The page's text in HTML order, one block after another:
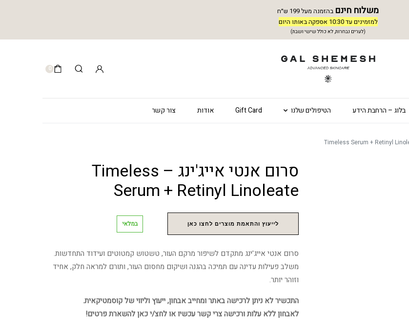
משלוח חינם בהזמנה מעל 199 ש״ח
למזמינים עד 10:30 אספקה באותו היום
(לערים נבחרות, לא כולל שישי ושבת)
0
בלוג – הרחבת הידע הטיפולים שלנו Gift Card אודות צור קשר
סרום אנטי אייג'ינג – Timeless
Serum + Retinyl Linoleate
לייעוץ והתאמת מוצרים לחצו כאן במלאי
סרום אנטי אייג'ינג מתקדם לשיפור מרקם העור, טשטוש קמטוטים ועידוד התחדשות.
משלב פעילות עדינה עם תמיכה בהגנה ושיקום מחסום העור, ותורם למראה חלק, אחיד
וזוהר יותר.
התכשיר לא ניתן לרכישה באתר ומחייב אבחון, ייעוץ וליווי של קוסמטיקאית.
לאבחון ללא עלות ורכישה צרי קשר עכשיו או לחצ/י כאן להשארת פרטים!